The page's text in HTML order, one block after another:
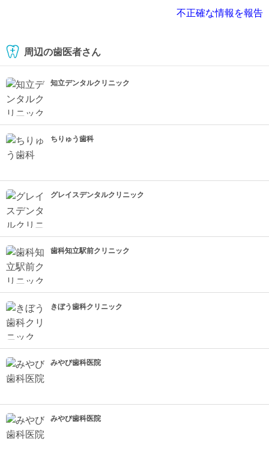
不正確な情報を報告
周辺の歯医者さん
知立デンタルクリニック
ちりゅう歯科
グレイスデンタルクリニック
歯科知立駅前クリニック
きぼう歯科クリニック
みやび歯科医院
みやび歯科医院